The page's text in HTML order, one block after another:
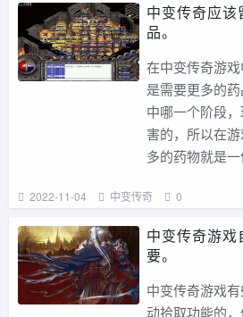
中变传奇应该
品。
在中变传奇游
是需要更多的
中哪一个阶段
害的，所以在
多的药物就是
2022-11-04 中变传奇 0
中变传奇游戏
要。
中变传奇游戏
动拾取功能的